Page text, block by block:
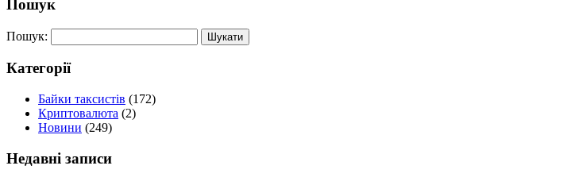
Пошук
Пошук:
Категорії
Байки таксистів (172)
Криптовалюта (2)
Новини (249)
Недавні записи